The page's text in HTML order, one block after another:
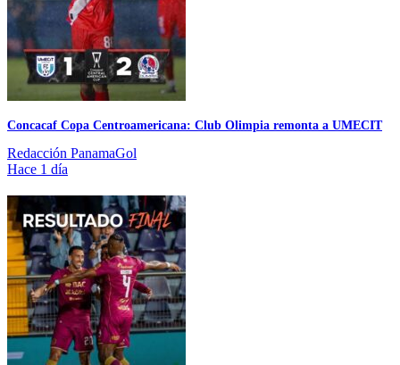
Concacaf Copa Centroamericana: Club Olimpia remonta a UMECIT
Redacción PanamaGol
Hace 1 día